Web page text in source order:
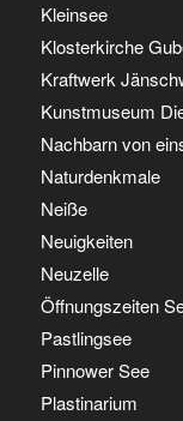
Kleinsee
Klosterkirche
Kraftwerk
Kunstmuseum
Nachbarn von
Naturdenkmale
Neiße
Neuigkeiten
Neuzelle
Öffnungszeiten
Pastlingsee
Pinnower See
Plastinarium